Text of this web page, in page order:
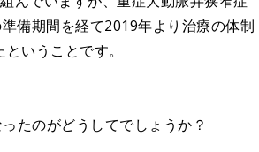
備期間を経て2019年より治療の体制
いうことです。
たのがどうしてでしょうか？